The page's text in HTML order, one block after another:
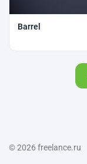
Barrel
© 2026 freelance.ru